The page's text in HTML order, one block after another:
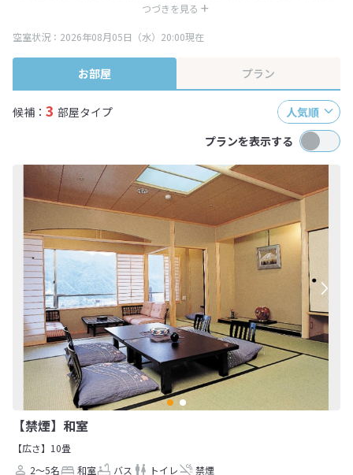
つづきを見る
み表記となりますが、消費税増税に伴い代金が一部変更となる場合がござい
※表示されている旅行代金・プラン内容は一定時間ごとに更新されます。最
終確認画面でご確認ください。
空室状況：2026年08月05日（水）20:00現在
お部屋 プラン
候補： 3 部屋タイプ
人気順
プランを表示する
【禁煙】和室
【広さ】10畳
2～5名
和室 バス トイレ 禁煙